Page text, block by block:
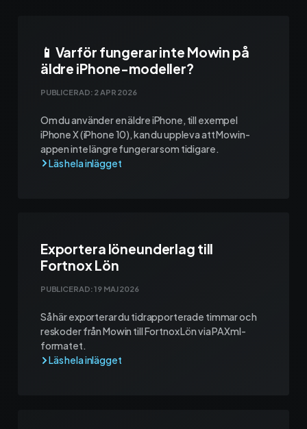
Spiris
Visma Administration
Arbetsorder
Materialhantering
📱 Varför fungerar inte Mowin på
äldre iPhone-modeller?
PUBLICERAD: 2 APR 2026
Om du använder en äldre iPhone, till exempel
iPhone X (iPhone 10), kan du uppleva att Mowin-
appen inte längre fungerar som tidigare.
Exportera löneunderlag till
Fortnox Lön
PUBLICERAD:19 MAJ 2026
Så här exporterar du tidrapporterade timmar och
reskoder från Mowin till Fortnox Lön via PAXml-
formatet.